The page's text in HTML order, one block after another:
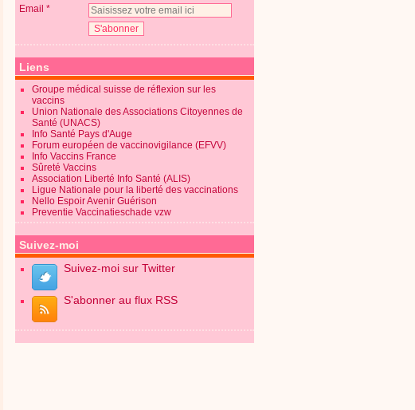
Email
Liens
Groupe médical suisse de réflexion sur les
vaccins
Union Nationale des Associations Citoyennes de
Santé (UNACS)
Info Santé Pays d'Auge
Forum européen de vaccinovigilance (EFVV)
Info Vaccins France
Sûreté Vaccins
Association Liberté Info Santé (ALIS)
Ligue Nationale pour la liberté des vaccinations
Nello Espoir Avenir Guérison
Preventie Vaccinatieschade vzw
Suivez-moi
Suivez-moi sur Twitter
S'abonner au flux RSS